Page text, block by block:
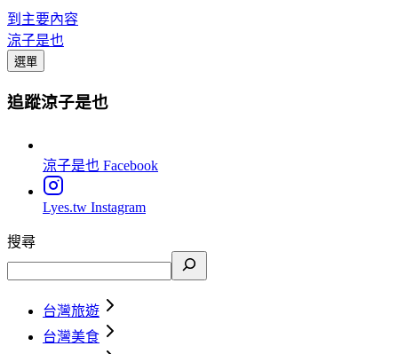
到主要內容
涼子是也
選單
追蹤涼子是也
涼子是也 Facebook
Lyes.tw Instagram
搜尋
台灣旅遊
台灣美食